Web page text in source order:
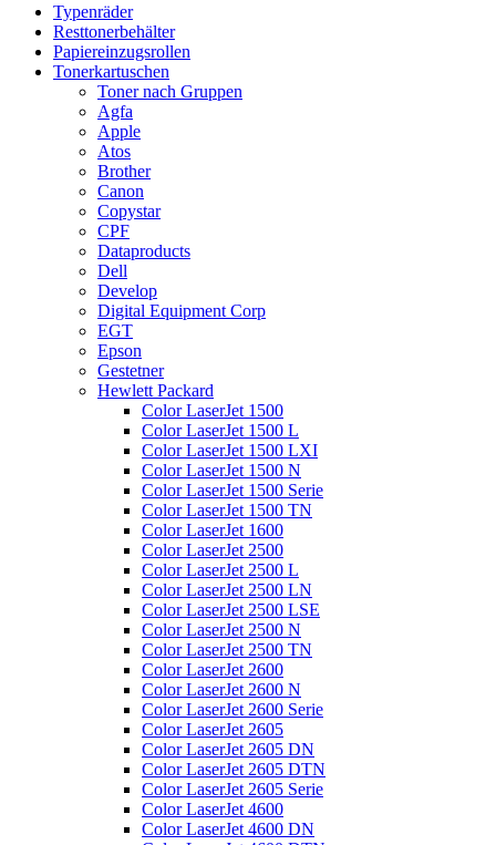
Typenräder
Resttonerbehälter
Papiereinzugsrollen
Tonerkartuschen
Toner nach Gruppen
Agfa
Apple
Atos
Brother
Canon
Copystar
CPF
Dataproducts
Dell
Develop
Digital Equipment Corp
EGT
Epson
Gestetner
Hewlett Packard
Color LaserJet 1500
Color LaserJet 1500 L
Color LaserJet 1500 LXI
Color LaserJet 1500 N
Color LaserJet 1500 Serie
Color LaserJet 1500 TN
Color LaserJet 1600
Color LaserJet 2500
Color LaserJet 2500 L
Color LaserJet 2500 LN
Color LaserJet 2500 LSE
Color LaserJet 2500 N
Color LaserJet 2500 TN
Color LaserJet 2600
Color LaserJet 2600 N
Color LaserJet 2600 Serie
Color LaserJet 2605
Color LaserJet 2605 DN
Color LaserJet 2605 DTN
Color LaserJet 2605 Serie
Color LaserJet 4600
Color LaserJet 4600 DN